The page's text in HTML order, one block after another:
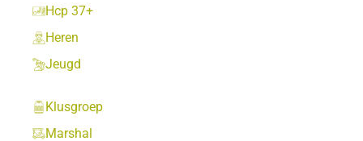
Hcp 37+
Heren
Jeugd
Klusgroep
Marshal